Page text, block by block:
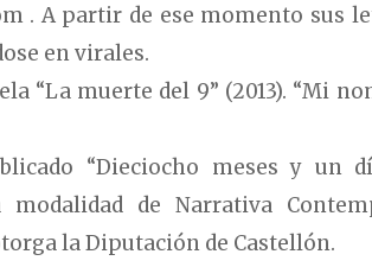
. A partir de ese momento sus
en virales.
“La muerte del 9” (2013). “Mi
“Dieciocho meses y un
modalidad de Narrativa
la Diputación de Castellón.